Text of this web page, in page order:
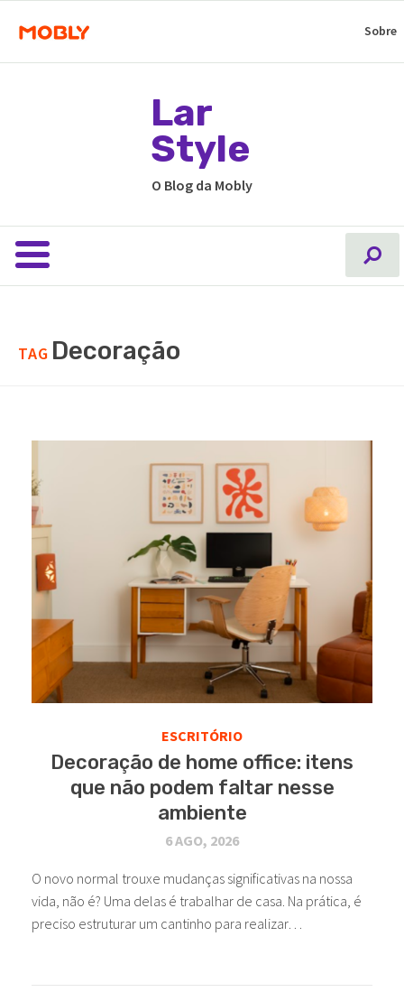
Sobre
Lar
Style
O Blog da Mobly
TAG Decoração
ESCRITÓRIO
Decoração de home office: itens
que não podem faltar nesse
ambiente
6 AGO, 2026
O novo normal trouxe mudanças significativas na nossa
vida, não é? Uma delas é trabalhar de casa. Na prática, é
preciso estruturar um cantinho para realizar…